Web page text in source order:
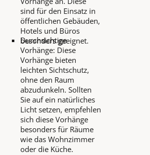
sind für den Einsatz in
öffentlichen Gebäuden,
Hotels und Büros
besonders geeignet.
Durchsichtige
Vorhänge: Diese
Vorhänge bieten
leichten Sichtschutz,
ohne den Raum
abzudunkeln. Sollten
Sie auf ein natürliches
Licht setzen, empfehlen
sich diese Vorhänge
besonders für Räume
wie das Wohnzimmer
oder die Küche.